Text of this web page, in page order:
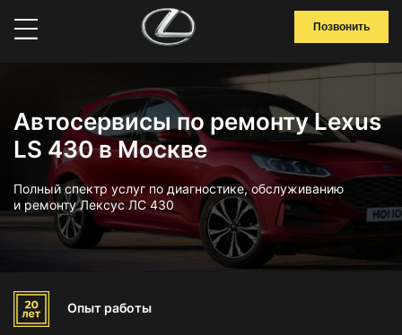
Позвонить
Автосервисы по ремонту Lexus
LS 430 в Москве
Полный спектр услуг по диагностике, обслуживанию
и ремонту Лексус ЛС 430
Опыт работы